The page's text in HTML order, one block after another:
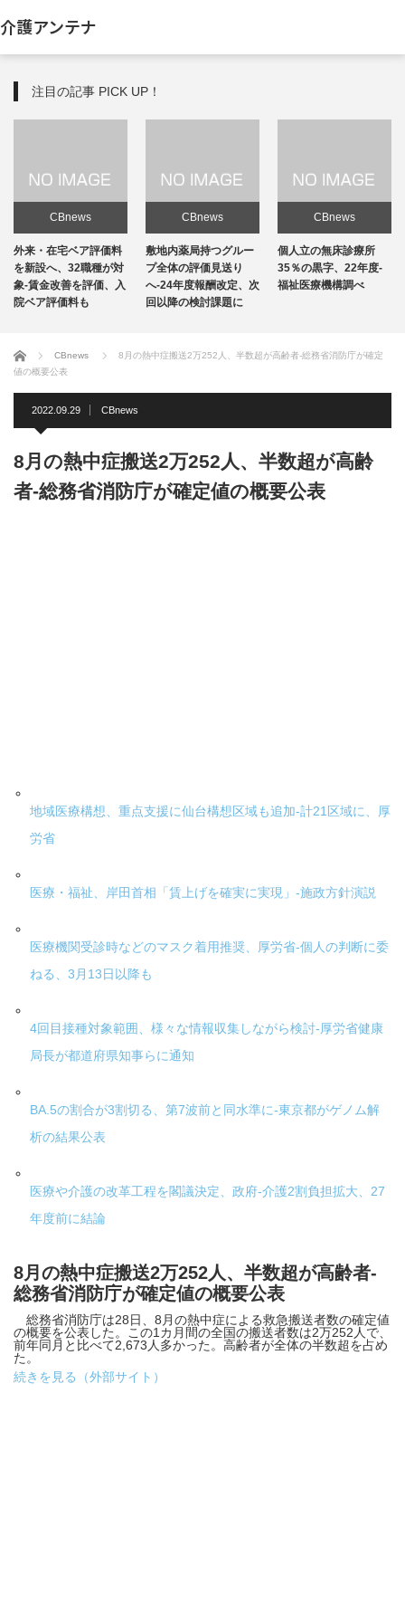
介護アンテナ
注目の記事 PICK UP！
CBnews
敷地内薬局持つグルー
プ全体の評価見送り
へ-24年度報酬改定、次
回以降の検討課題に
CBnews
個人立の無床診療所
35％の黒字、22年度-
福祉医療機構調べ
CBnews
個人立の無床診療所
35％の黒字、22年度-
福祉医療機構調べ
ホーム CBnews
8月の熱中症搬送2万252人、半数超が高齢者-総務省消防庁が確定
値の概要公表
2022.09.29 CBnews
8月の熱中症搬送2万252人、半数超が高齢
者-総務省消防庁が確定値の概要公表
地域医療構想、重点支援に仙台構想区域も追加-計21区域に、厚
労省
医療・福祉、岸田首相「賃上げを確実に実現」-施政方針演説
医療機関受診時などのマスク着用推奨、厚労省-個人の判断に委
ねる、3月13日以降も
4回目接種対象範囲、様々な情報収集しながら検討-厚労省健康
局長が都道府県知事らに通知
BA.5の割合が3割切る、第7波前と同水準に-東京都がゲノム解
析の結果公表
医療や介護の改革工程を閣議決定、政府-介護2割負担拡大、27
年度前に結論
8月の熱中症搬送2万252人、半数超が高齢者-
総務省消防庁が確定値の概要公表
総務省消防庁は28日、8月の熱中症による救急搬送者数の確定値
の概要を公表した。この1カ月間の全国の搬送者数は2万252人で、
前年同月と比べて2,673人多かった。高齢者が全体の半数超を占め
た。
続きを見る（外部サイト）